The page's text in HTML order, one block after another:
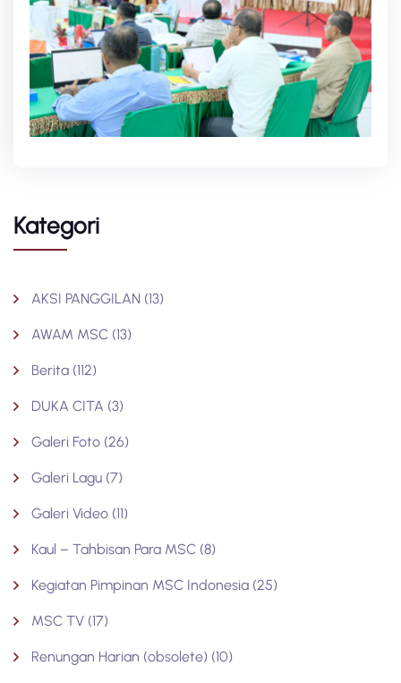
Kategori
AKSI PANGGILAN (13)
AWAM MSC (13)
Berita (112)
DUKA CITA (3)
Galeri Foto (26)
Galeri Lagu (7)
Galeri Video (11)
Kaul – Tahbisan Para MSC (8)
Kegiatan Pimpinan MSC Indonesia (25)
MSC TV (17)
Renungan Harian (obsolete) (10)